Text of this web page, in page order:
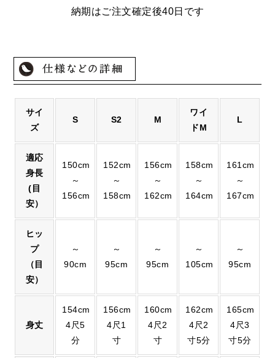
納期はご注文確定後40日です
サイ
ズ
S S2 M
ワイ
ドM
L
適応
身長
(目
安）
150cm
～
156cm
152cm
～
158cm
156cm
～
162cm
158cm
～
164cm
161cm
～
167cm
ヒッ
プ
（目
安）
～
90cm
～
95cm
～
95cm
～
105cm
～
95cm
身丈
154cm
4尺5
分
156cm
4尺1
寸
160cm
4尺2
寸
162cm
4尺2
寸5分
165cm
4尺3
寸5分